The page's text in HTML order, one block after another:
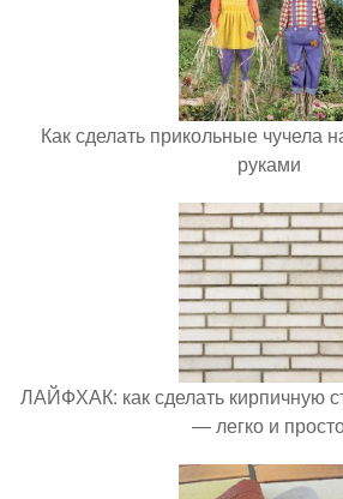
Как сделать прикольные чучела
руками
ЛАЙФХАК: как сделать кирпичную
— легко и